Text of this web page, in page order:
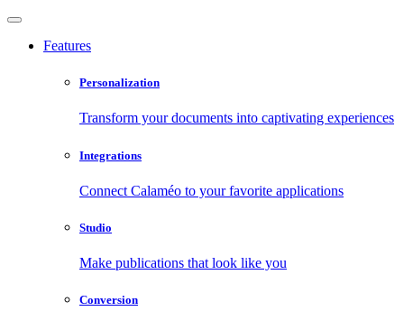
Features
Personalization
Transform your documents into captivating experiences
Integrations
Connect Calaméo to your favorite applications
Studio
Make publications that look like you
Conversion